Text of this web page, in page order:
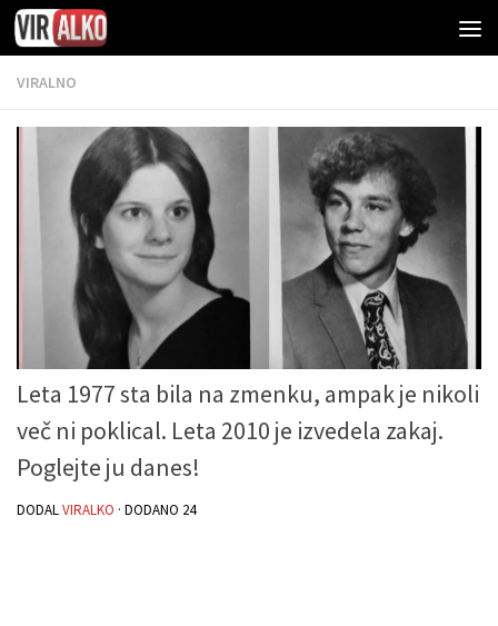
VIRALNO
Leta 1977 sta bila na zmenku, ampak je nikoli
več ni poklical. Leta 2010 je izvedela zakaj.
Poglejte ju danes!
DODALVIRALKO · DODANO 24